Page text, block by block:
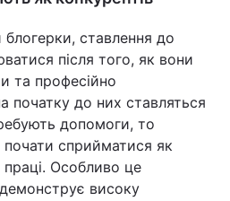
ставлення до
після того, як вони
та професійно
початку до них ставляться
допомоги, то
сприйматися як
Особливо це
високу